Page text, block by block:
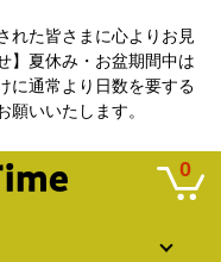
れた皆さまに心よりお見
夏休み・お盆期間中は
に通常より日数を要する
いいたします。
0